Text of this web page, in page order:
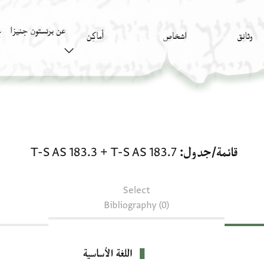
وثائق اشخاص أَماكِن عن برنستون جنيزا
قائمة/جدول T-S AS 183.7
+
T-S AS 183.3
Select
Bibliography (0)
اللغة الأساسية